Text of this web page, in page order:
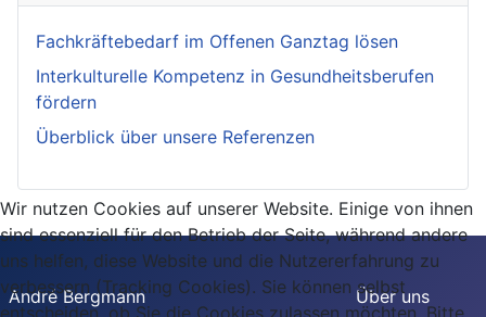
Fachkräftebedarf im Offenen Ganztag lösen
Interkulturelle Kompetenz in Gesundheitsberufen
fördern
Überblick über unsere Referenzen
André Bergmann Über uns
Wir nutzen Cookies auf unserer Website. Einige von ihnen
sind essenziell für den Betrieb der Seite, während andere
uns helfen, diese Website und die Nutzererfahrung zu
verbessern (Tracking Cookies). Sie können selbst
entscheiden, ob Sie die Cookies zulassen möchten. Bitte